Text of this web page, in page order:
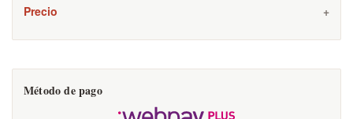
Precio
Método de pago